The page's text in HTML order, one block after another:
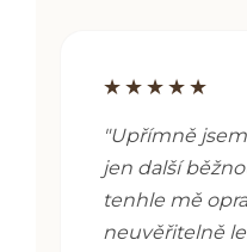
★★★★★
"Upřímně
jen další
tenhle mě
neuvěřitelně